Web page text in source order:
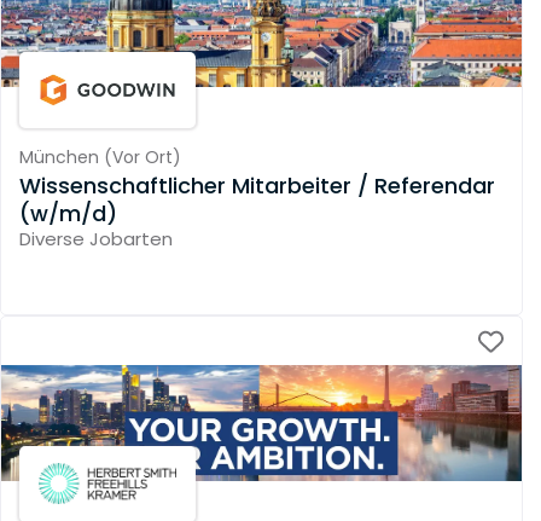
München (Vor Ort)
Wissenschaftlicher Mitarbeiter / Referendar
(w/m/d)
Diverse Jobarten